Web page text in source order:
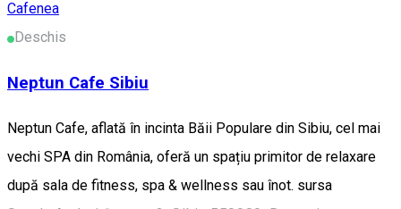
Cafenea
Deschis
Neptun Cafe Sibiu
Neptun Cafe, aflată în incinta Băii Populare din Sibiu, cel mai
vechi SPA din România, oferă un spațiu primitor de relaxare
după sala de fitness, spa & wellness sau înot. sursa